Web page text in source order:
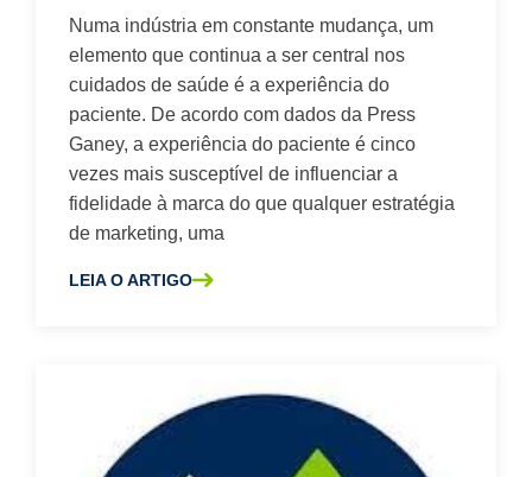
Numa indústria em constante mudança, um
elemento que continua a ser central nos
cuidados de saúde é a experiência do
paciente. De acordo com dados da Press
Ganey, a experiência do paciente é cinco
vezes mais susceptível de influenciar a
fidelidade à marca do que qualquer estratégia
de marketing, uma
LEIA O ARTIGO
SOBRE A OS FACTORES OCULTOS QUE CONTRIBUEM